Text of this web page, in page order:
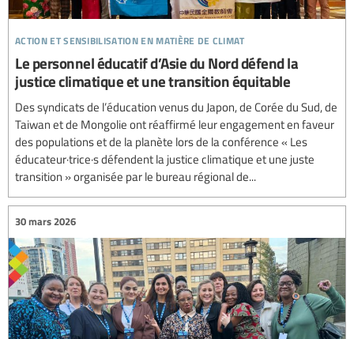
action et sensibilisation en matière de climat
Le personnel éducatif d’Asie du Nord défend la
justice climatique et une transition équitable
Des syndicats de l’éducation venus du Japon, de Corée du Sud, de
Taiwan et de Mongolie ont réaffirmé leur engagement en faveur
des populations et de la planète lors de la conférence « Les
éducateur·trice·s défendent la justice climatique et une juste
transition » organisée par le bureau régional de...
30 mars 2026